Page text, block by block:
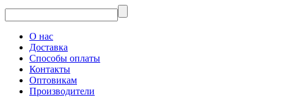
О нас
Доставка
Способы оплаты
Контакты
Оптовикам
Производители